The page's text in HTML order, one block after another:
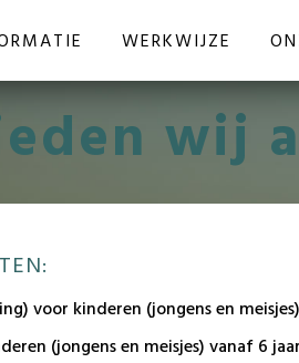
WERKWIJZE
wij
voor kinderen (jongens en
(jongens en meisjes) vanaf 6